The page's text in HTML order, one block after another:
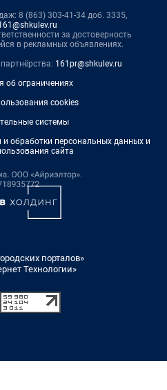
8 (863) 303-41-34 доб. 3335,
за достоверность
в рекламных объявлениях.
161pr@shkulev.ru
об ограничениях
cookies
системы
обработки персональных данных и
сайта
порталов»
Технологии»